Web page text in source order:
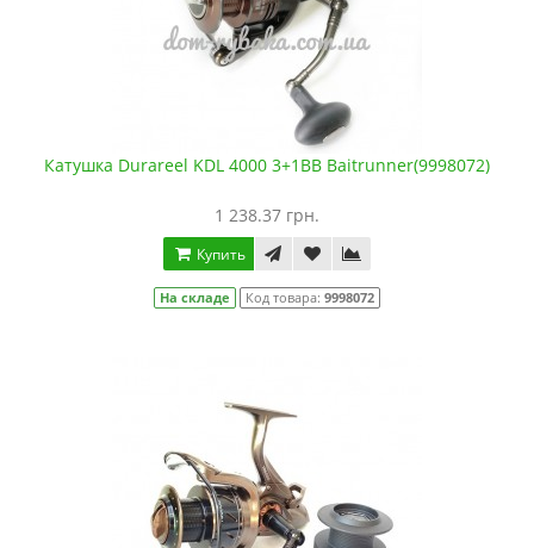
Катушка Durareel KDL 4000 3+1BB Baitrunner(9998072)
1 238.37 грн.
Купить
На складе Код товара: 9998072